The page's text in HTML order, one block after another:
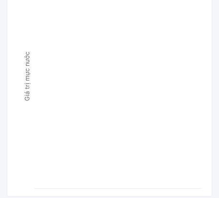
Giá trị mực nước